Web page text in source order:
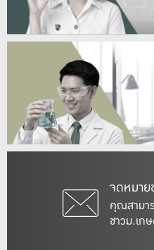
จดหมาย
คุณสามา
ชาวม.เก